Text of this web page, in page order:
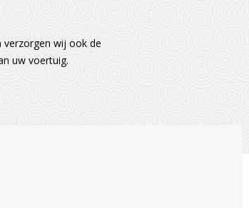
verzorgen wij ook de
uw voertuig.